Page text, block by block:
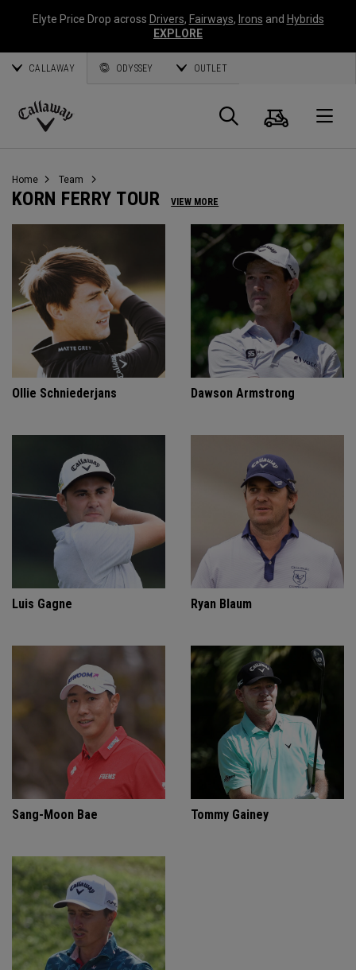
Elyte Price Drop across Drivers, Fairways, Irons and Hybrids
EXPLORE
CALLAWAY ODYSSEY OUTLET
Callaway
Panier
Home Team
KORN FERRY TOUR VIEW MORE
Ollie Schniederjans Dawson Armstrong
Luis Gagne Ryan Blaum
Sang-Moon Bae Tommy Gainey